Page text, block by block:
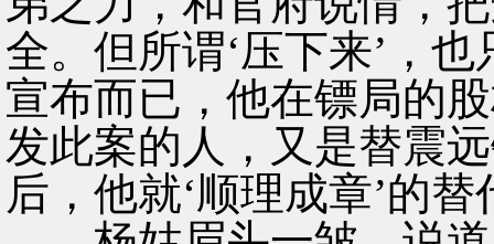
全。但所谓‘压下来’，
宣布而已，他在镖局的
发此案的人，又是替震
后，他就‘顺理成章’的